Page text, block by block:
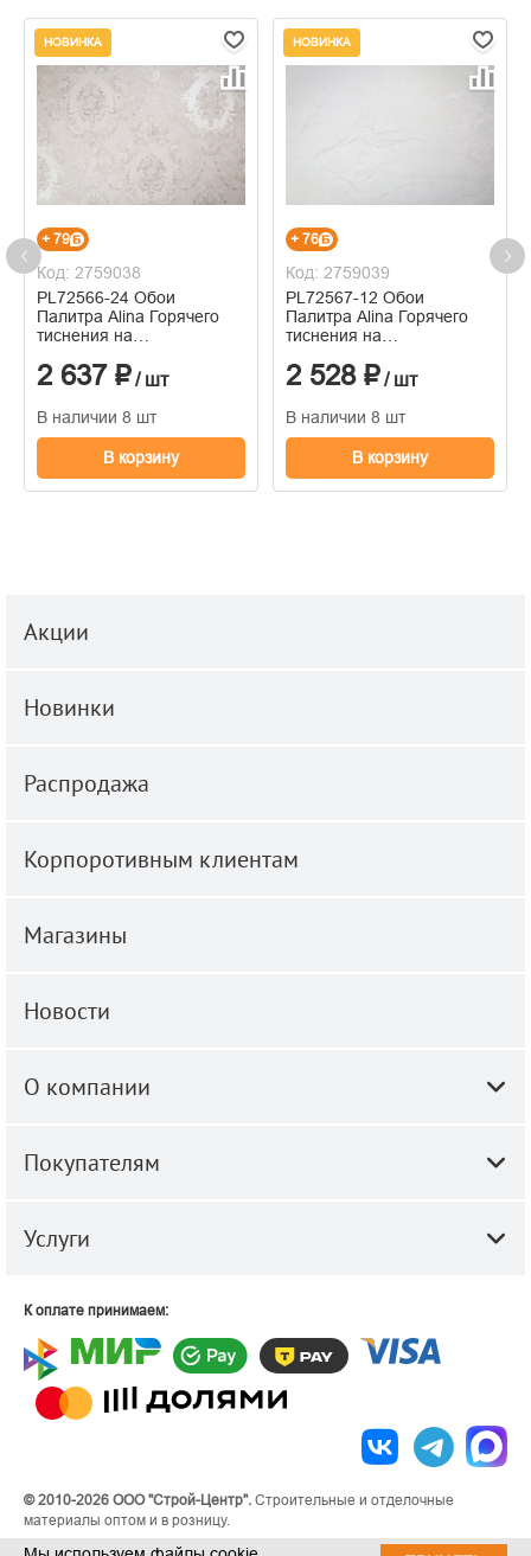
НОВИНКА
+ 79
Код: 2759038
PL72566-24 Обои
Палитра Alina Горячего
тиснения на
1.06м x 10.05
2 637 ₽/ шт
В наличии 8 шт
В корзину
НОВИНКА
+ 76
Код: 2759039
PL72567-12 Обои
Палитра Alina Горячего
тиснения на
1.06м x 10.05
2 528 ₽/ шт
В наличии 8 шт
В корзину
Акции
Новинки
Распродажа
Корпоротивным клиентам
Магазины
Новости
О компании
Покупателям
Услуги
К оплате принимаем:
© 2010-2026 ООО "Строй-Центр". Строительные и отделочные
материалы оптом и в розницу.